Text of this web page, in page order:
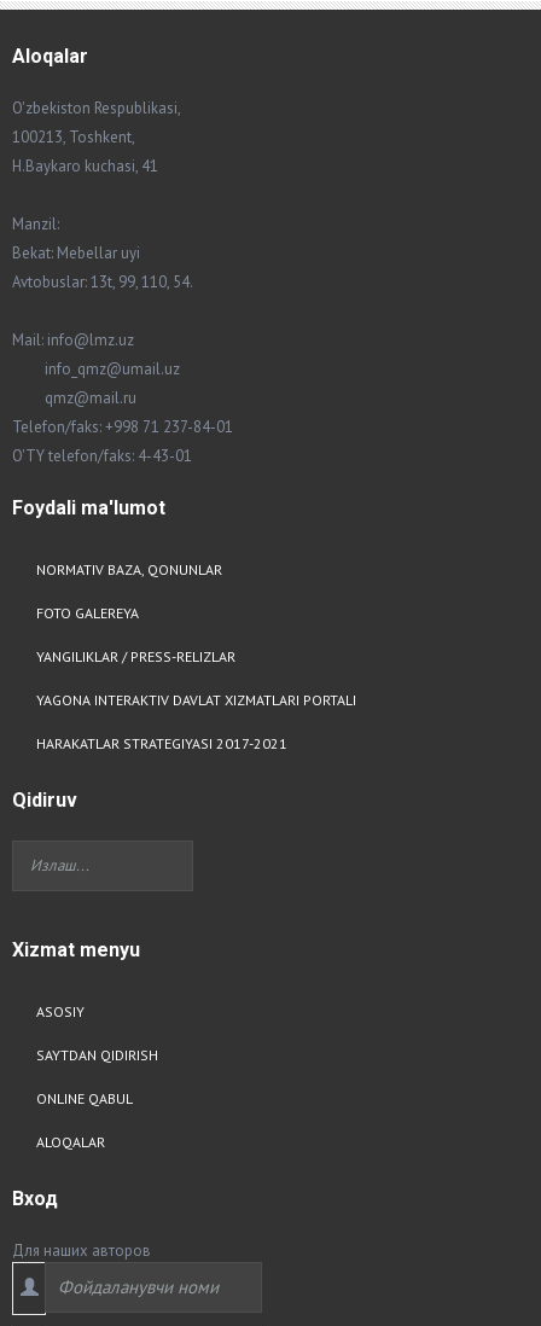
Aloqalar
O'zbekiston Respublikasi,
100213, Toshkent,
H.Baykaro kuchasi, 41
Manzil:
Bekat: Mebellar uyi
Avtobuslar: 13t, 99, 110, 54.
Mail: info@lmz.uz
info_qmz@umail.uz
qmz@mail.ru
Telefon/faks: +998 71 237-84-01
O'TY telefon/faks: 4-43-01
Foydali ma'lumot
NORMATIV BAZA, QONUNLAR
FOTO GALEREYA
YANGILIKLAR / PRESS-RELIZLAR
YAGONA INTERAKTIV DAVLAT XIZMATLARI PORTALI
HARAKATLAR STRATEGIYASI 2017-2021
Qidiruv
Xizmat menyu
ASOSIY
SAYTDAN QIDIRISH
ONLINE QABUL
ALOQALAR
Вход
Для наших авторов